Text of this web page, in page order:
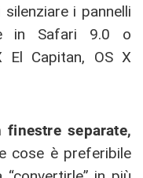
i pannelli
in Safari 9.0 o
El Capitan, OS X
finestre separate,
cose è preferibile